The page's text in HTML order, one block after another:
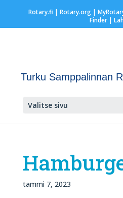
Rotary.fi | Rotary.org|
Finder|
Turku Samppalinnan
Valitse sivu
tammi 7, 2023